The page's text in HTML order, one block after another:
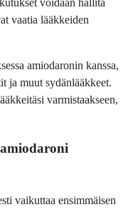
vaatia lääkkeiden
amiodaronin kanssa,
ja muut sydänlääkkeet.
varmistaakseen,
vaikuttaa ensimmäisen